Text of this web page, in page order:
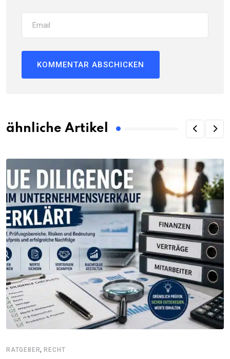
ähnliche Artikel
RATGEBER,RECHT